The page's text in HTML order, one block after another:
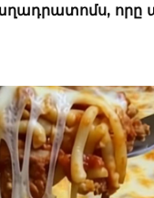
որը